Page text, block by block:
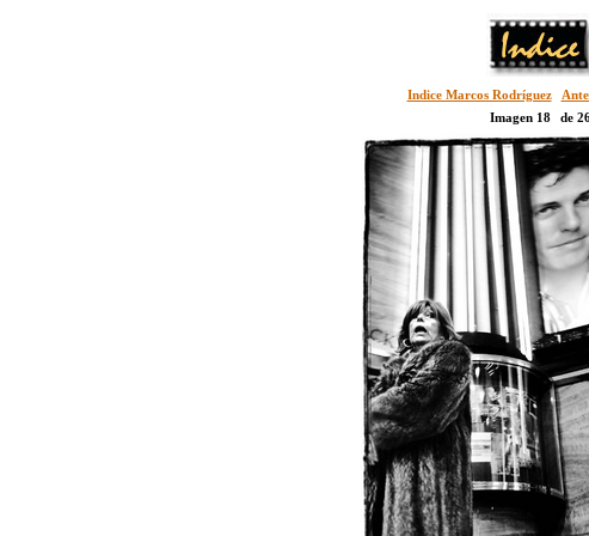
Indice Marcos Rodríguez
Imagen 18
de